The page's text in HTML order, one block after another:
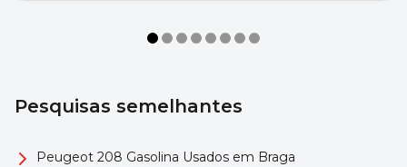
Pesquisas semelhantes
Peugeot 208 Gasolina Usados em Braga